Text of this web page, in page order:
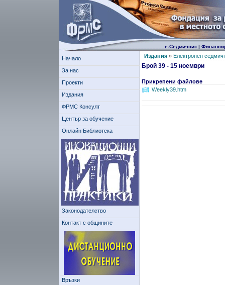
е-Седмичник|
Начало
За нас
Проекти
Издания
ФРМС Консулт
Център за обучение
Онлайн Библиотека
Законодателство
Контакт с общините
Връзки
Издания» Електронен
Брой 39 - 15 ноември
Прикрепени файлове
Weekly39.htm